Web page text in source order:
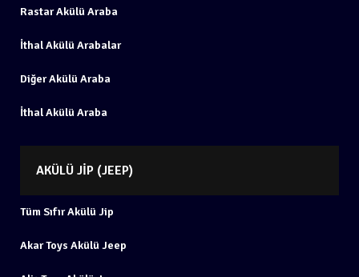
Rastar Akülü Araba
İthal Akülü Arabalar
Diğer Akülü Araba
İthal Akülü Araba
AKÜLÜ JIP (JEEP)
Tüm Sıfır Akülü Jip
Akar Toys Akülü Jeep